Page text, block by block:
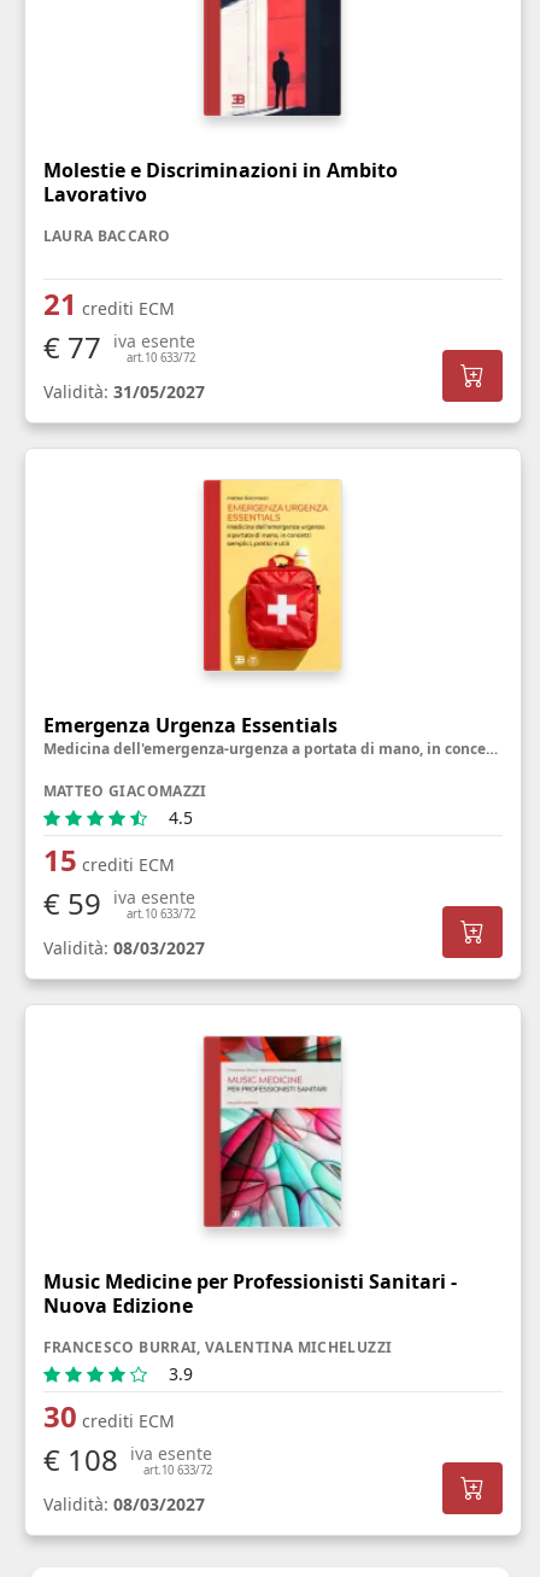
Molestie e Discriminazioni in Ambito
Lavorativo
LAURA BACCARO
21 crediti ECM
€ 77 iva esente
art.10 633/72
Validità: 31/05/2027
Emergenza Urgenza Essentials
Medicina dell'emergenza-urgenza a portata di mano, in concetti semplici, pratici e utili
MATTEO GIACOMAZZI
4.5
15 crediti ECM
€ 59 iva esente
art.10 633/72
Validità: 08/03/2027
Music Medicine per Professionisti Sanitari -
Nuova Edizione
FRANCESCO BURRAI, VALENTINA MICHELUZZI
3.9
30 crediti ECM
€ 108 iva esente
art.10 633/72
Validità: 08/03/2027